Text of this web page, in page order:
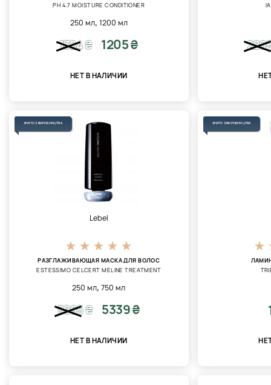
PH 4.7 MOISTURE CONDITIONER
250 мл, 1200 мл
1324₴ 1205 ₴
НЕТ В НАЛИЧИИ
ЗНЯТО З ВИРОБНИЦТВА
Lebel
РАЗГЛАЖИВАЮЩАЯ МАСКА ДЛЯ ВОЛОС
ESTESSIMO CELCERT MELINE TREATMENT
250 мл,750 мл
5985₴ 5339 ₴
НЕТ В НАЛИЧИИ
ЗНЯТО З ВИРОБНИЦТВА